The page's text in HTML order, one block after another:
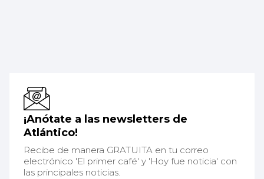
¡Anótate a las newsletters de
Atlántico!
Recibe de manera GRATUITA en tu correo
electrónico 'El primer café' y 'Hoy fue noticia' con
las principales noticias.